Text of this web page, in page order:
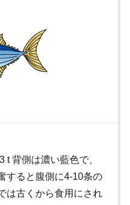
t 背側は濃い藍色で、
すると腹側に4-10条の
は古くから食用にされ